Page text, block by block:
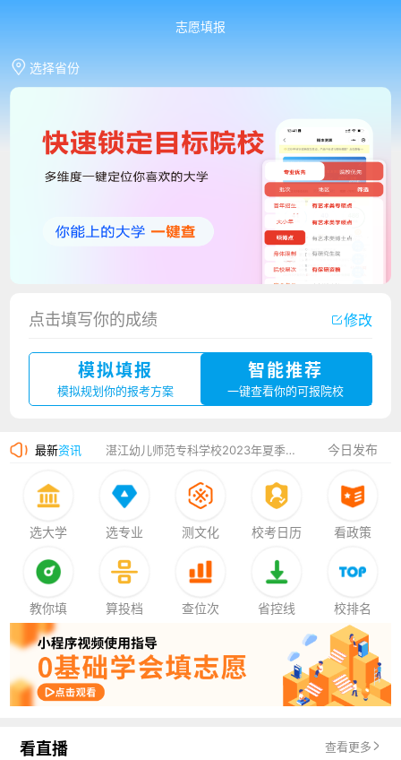
志愿填报
选择省份
点击填写你的成绩 修改
模拟填报
模拟规划你的报考方案
智能推荐
一键查看你的可报院校
最新资讯
厦门大学嘉庚学院2023年艺术类招生简章
湛江幼儿师范专科学校2023年夏季高考招生简章
香港中文大学（深圳）2023年夏季高考招生简章
今日发布
选大学 选专业 测文化 校考日历 看政策
教你填 算投档 查位次 省控线 校排名
看直播 查看更多